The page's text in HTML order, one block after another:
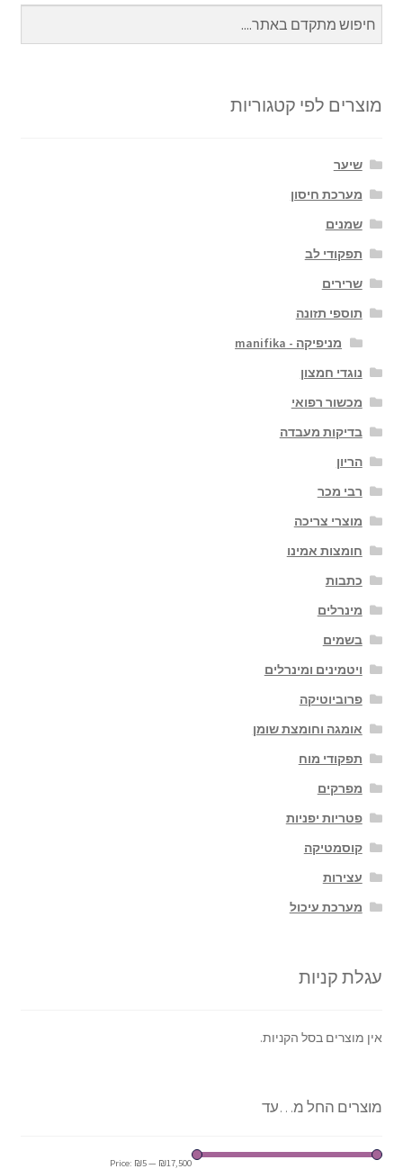
מוצרים לפי קטגוריות
שיער
מערכת חיסון
שמנים
תפקודי לב
שרירים
תוספי תזונה
מניפיקה - manifika
נוגדי חמצון
מכשור רפואי
בדיקות מעבדה
הריון
רבי מכר
מוצרי צריכה
חומצות אמינו
כתבות
מינרלים
בשמים
ויטמינים ומינרלים
פרוביוטיקה
אומגה וחומצת שומן
תפקודי מוח
מפרקים
פטריות יפניות
קוסמטיקה
עצירות
מערכת עיכול
עגלת קניות
אין מוצרים בסל הקניות.
מוצרים החל מ…עד
Price: ₪5— ₪17,500